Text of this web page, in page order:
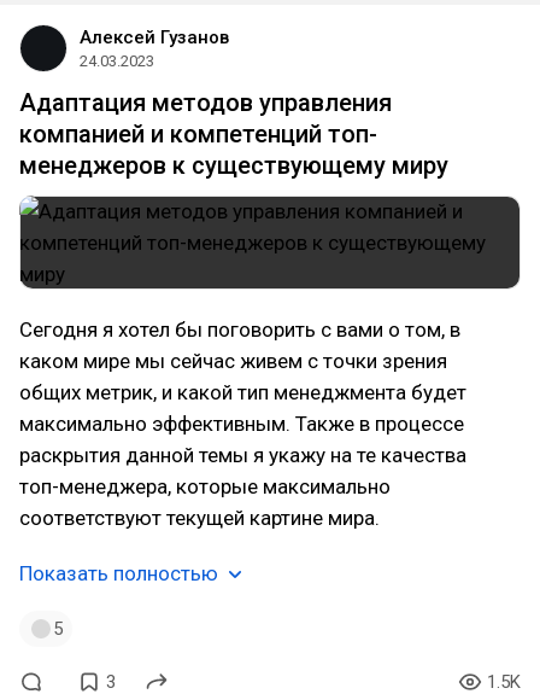
Алексей Гузанов
24.03.2023
Адаптация методов управления
компанией и компетенций топ-
менеджеров к существующему миру
Сегодня я хотел бы поговорить с вами о том, в
каком мире мы сейчас живем с точки зрения
общих метрик, и какой тип менеджмента будет
максимально эффективным. Также в процессе
раскрытия данной темы я укажу на те качества
топ-менеджера, которые максимально
соответствуют текущей картине мира.
Показать полностью
5
3 1.5K